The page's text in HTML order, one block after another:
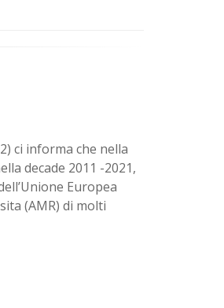
ci informa che nella
decade 2011 -2021,
Europea
(AMR) di molti